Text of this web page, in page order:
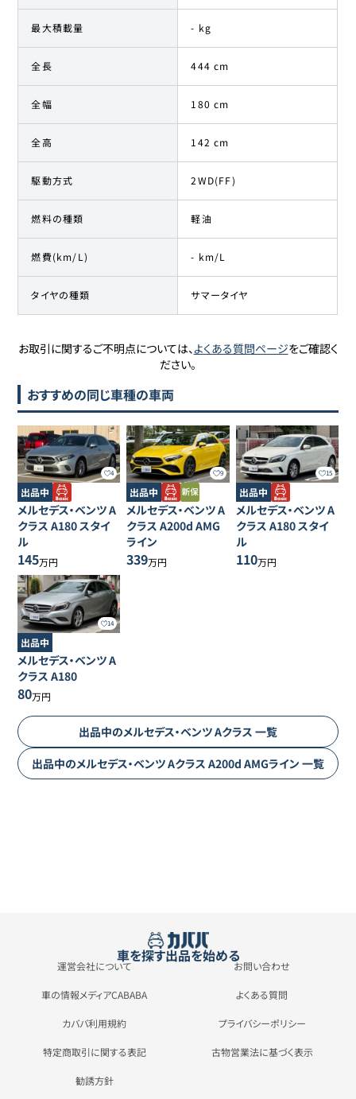
最大積載量 - kg
全長 444 cm
全幅 180 cm
全高 142 cm
駆動方式 2WD(FF)
燃料の種類 軽油
燃費(km/L) - km/L
タイヤの種類 サマータイヤ
お取引に関するご不明点については、よくある質問ページをご確認く
ださい。
おすすめの同じ車種の車両
4
出品中
メルセデス・ベンツA
クラス A180 スタイ
ル
145万円
9
出品中
メルセデス・ベンツA
クラス A200d AMG
ライン
339万円
15
出品中
メルセデス・ベンツA
クラス A180 スタイ
ル
110万円
14
出品中
メルセデス・ベンツA
クラス A180
80万円
出品中のメルセデス・ベンツAクラス 一覧
出品中のメルセデス・ベンツAクラス A200d AMGライン 一覧
車を探す出品を始める
運営会社について お問い合わせ
車の情報メディアCABABA よくある質問
カババ利用規約 プライバシーポリシー
特定商取引に関する表記 古物営業法に基づく表示
勧誘方針